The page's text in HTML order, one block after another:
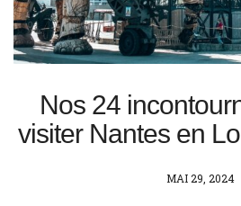
Nos 24
visiter Nantes en
POSTED
MAI 29, 2024